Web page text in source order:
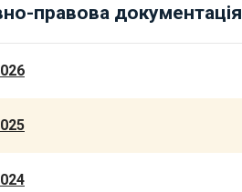
правова документація